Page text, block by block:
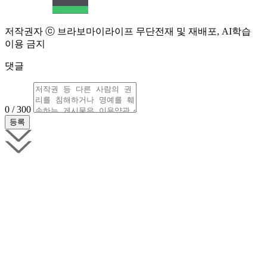
저작권자 ⓒ 브라보마이라이프 무단전재 및 재배포, AI학습
이용 금지
댓글
0 / 300